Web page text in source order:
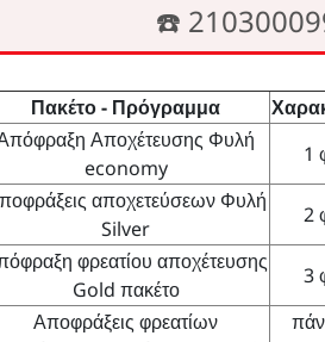
☎️
Πακέτο - Πρόγραμμα
Αποχέτευσης Φυλή
economy
1
αποχετεύσεων Φυλή
Silver
2
φρεατίου αποχέτευσης
Gold πακέτο
3
Αποφράξεις φρεατίων